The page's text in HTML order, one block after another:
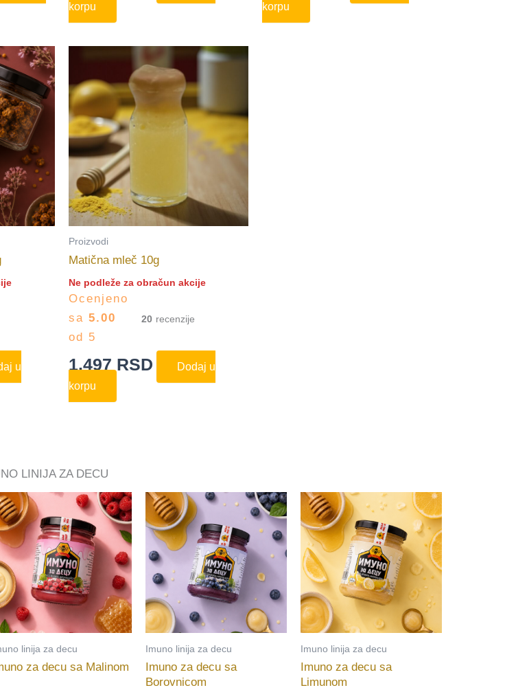
korpu
korpu
u
Proizvodi
Matična mleč 10g
Ne podleže za obračun akcije
Ocenjeno
sa 5.00
od 5
20
1.497 RSD
Dodaj u
korpu
LINIJA ZA DECU
linija za decu
za decu sa Malinom
Imuno linija za decu
Imuno za decu sa
Borovnicom
Imuno linija za decu
Imuno za decu sa
Limunom